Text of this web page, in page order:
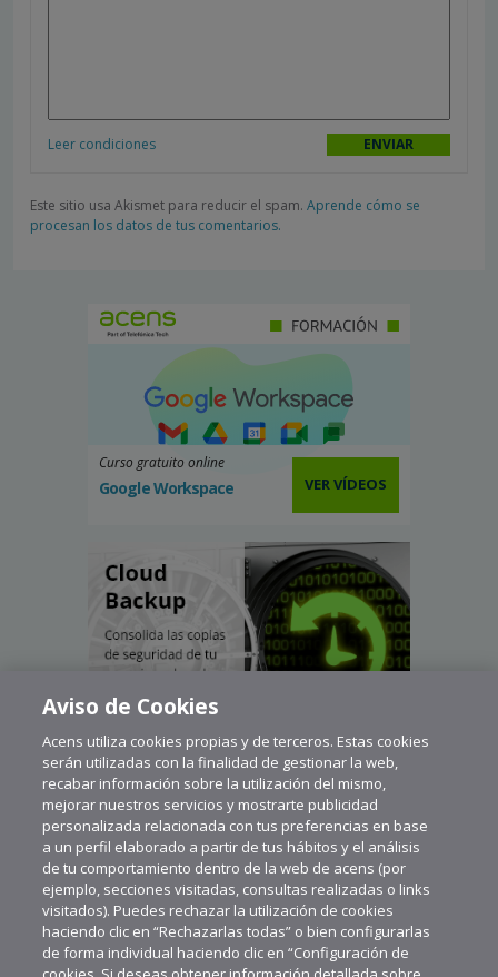
Leer condiciones
Este sitio usa Akismet para reducir el spam. Aprende cómo se
procesan los datos de tus comentarios.
Curso gratuito online
Google Workspace VER VÍDEOS
Aviso de Cookies
Acens utiliza cookies propias y de terceros. Estas cookies
serán utilizadas con la finalidad de gestionar la web,
recabar información sobre la utilización del mismo,
mejorar nuestros servicios y mostrarte publicidad
personalizada relacionada con tus preferencias en base
a un perfil elaborado a partir de tus hábitos y el análisis
de tu comportamiento dentro de la web de acens (por
ejemplo, secciones visitadas, consultas realizadas o links
visitados). Puedes rechazar la utilización de cookies
haciendo clic en “Rechazarlas todas” o bien configurarlas
de forma individual haciendo clic en “Configuración de